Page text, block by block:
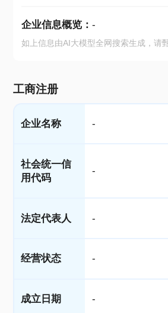
企业信息概览： -
如上信息由AI大模型全网搜索生成，请
工商注册
企业名称 -
社会统一信
用代码
-
法定代表人 -
经营状态 -
成立日期 -